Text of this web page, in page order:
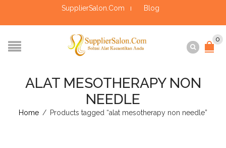
SupplierSalon.Com Blog
0
ALAT MESOTHERAPY NON
NEEDLE
Home / Products tagged “alat mesotherapy non needle”